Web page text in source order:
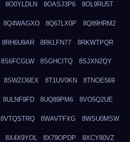
8O0YLDLN 8OASJ3P6 8OL9RU5T
8Q4WAGXO 8Q67LX0P 8Q89HRM2
8RH6U9AR 8RKLFN77 8RKWTPQR
8S6FCGLW 8SGHCITQ 8SJXN2QY
8SWZO6EX 8T1UV0KN 8TNOE569
8ULNF9FD 8UQ89PM6 8VO5Q2UE
8VTQSTRQ 8WAVTFXG 8WSU0MSW
8X4X9YOL 8X79OPDP 8XCY80VZ